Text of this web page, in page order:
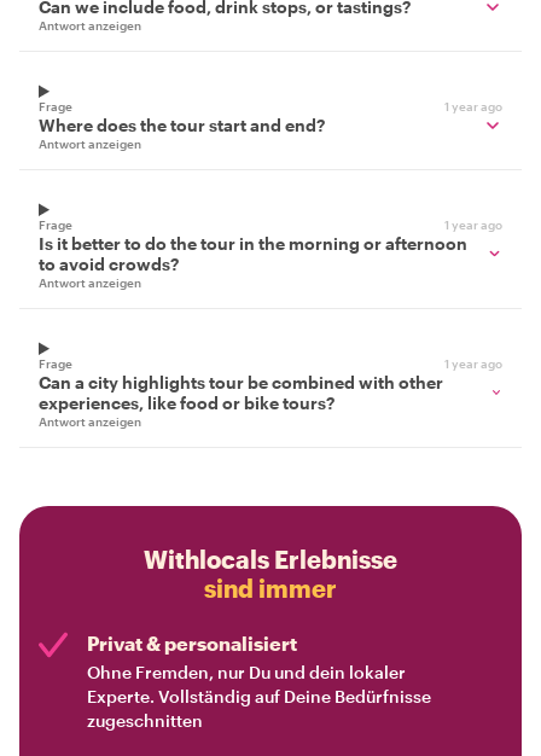
Can we include food, drink stops, or tastings?
Antwort anzeigen
Frage 1 year ago
Where does the tour start and end?
Antwort anzeigen
Frage 1 year ago
Is it better to do the tour in the morning or afternoon
to avoid crowds?
Antwort anzeigen
Frage 1 year ago
Can a city highlights tour be combined with other
experiences, like food or bike tours?
Antwort anzeigen
Withlocals Erlebnisse
sind immer
Privat & personalisiert
Ohne Fremden, nur Du und dein lokaler
Experte. Vollständig auf Deine Bedürfnisse
zugeschnitten